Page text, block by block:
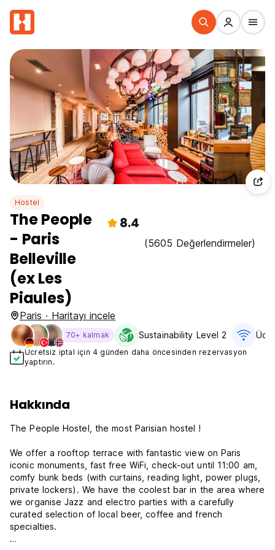
Hostel
The People
- Paris
Belleville
(ex Les
Piaules)
8.4
(5605 Değerlendirmeler)
Paris · Haritayı incele
70+ kalmak Sustainability Level 2
Ücretsiz iptal için 4 günden daha öncesinden rezervasyon
yaptırın.
Hakkında
The People Hostel, the most Parisian hostel !
We offer a rooftop terrace with fantastic view on Paris
iconic monuments, fast free WiFi, check-out until 11:00 am,
comfy bunk beds (with curtains, reading light, power plugs,
private lockers). We have the coolest bar in the area where
we organise Jazz and electro parties with a carefully
curated selection of local beer, coffee and french
specialties.